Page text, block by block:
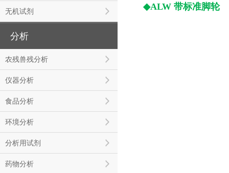
无机试剂
分析
农残兽残分析
仪器分析
食品分析
环境分析
分析用试剂
药物分析
◆ALW 带标准脚轮